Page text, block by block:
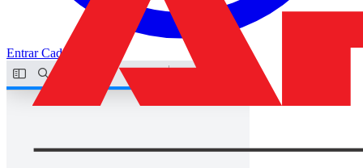
EntrarCadastrar